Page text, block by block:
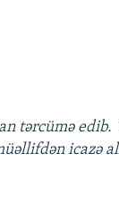
tərcümə edib.
icazə